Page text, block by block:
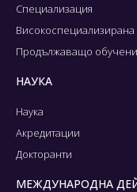
Специализация
Високоспециализирана
Продължаващо
НАУКА
Наука
Акредитации
Докторанти
МЕЖДУНАРОДНА